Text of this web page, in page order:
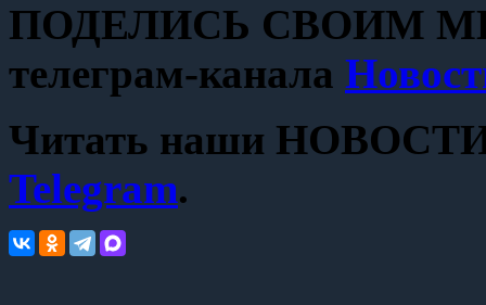
ПОДЕЛИСЬ СВОИМ
телеграм-канала
Читать наши НОВОСТИ
Telegram.